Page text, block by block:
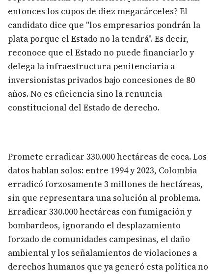
entonces los cupos de diez megacárceles? El
candidato dice que "los empresarios pondrán la
plata porque el Estado no la tendrá". Es decir,
reconoce que el Estado no puede financiarlo y
delega la infraestructura penitenciaria a
inversionistas privados bajo concesiones de 80
años. No es eficiencia sino la renuncia
constitucional del Estado de derecho.
Promete erradicar 330.000 hectáreas de coca. Los
datos hablan solos: entre 1994 y 2023, Colombia
erradicó forzosamente 3 millones de hectáreas,
sin que representara una solución al problema.
Erradicar 330.000 hectáreas con fumigación y
bombardeos, ignorando el desplazamiento
forzado de comunidades campesinas, el daño
ambiental y los señalamientos de violaciones a
derechos humanos que ya generó esta política no